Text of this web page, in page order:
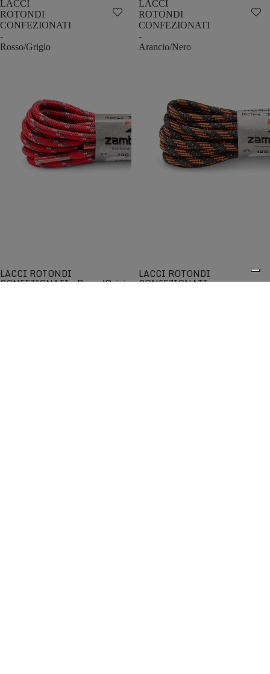
LACCI
ROTONDI
CONFEZIONATI
-
Rosso/Grigio
LACCI ROTONDI
CONFEZIONATI - Rosso/Grigio
LACCI
ROTONDI
CONFEZIONATI
-
Arancio/Nero
LACCI ROTONDI
CONFEZIONATI -